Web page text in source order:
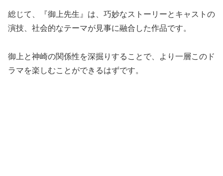
総じて、『御上先生』は、巧妙なストーリーとキャストの
演技、社会的なテーマが見事に融合した作品です。
御上と神崎の関係性を深掘りすることで、より一層このド
ラマを楽しむことができるはずです。